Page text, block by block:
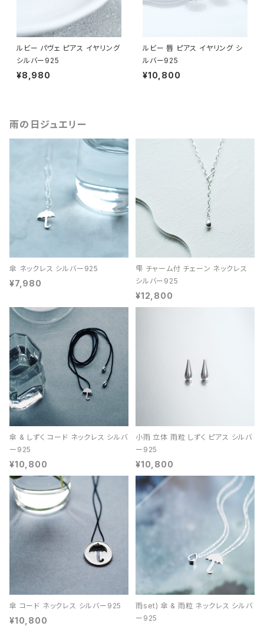
ルビー パヴェ ピアス イヤリング
シルバー925
¥8,980
ルビー 唇 ピアス イヤリング シ
ルバー925
¥10,800
雨の日ジュエリー
傘 ネックレス シルバー925
¥7,980
雫 チャーム付 チェーン ネックレス
シルバー925
¥12,800
傘 & しずく コード ネックレス シルバ
ー925
¥10,800
小雨 立体 雨粒 しずく ピアス シルバ
ー925
¥10,800
傘 コード ネックレス シルバー925
¥10,800
雨set) 傘 & 雨粒 ネックレス シルバ
ー925